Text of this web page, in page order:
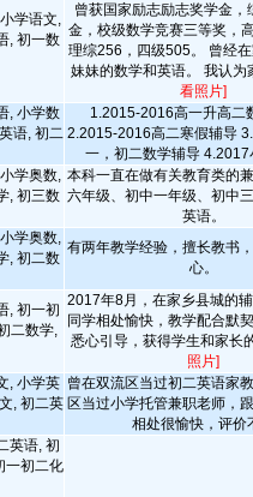
学语文,
, 初一数
曾获国家励志励志奖学金，
金，校级数学竞赛三等奖，
理综256，四级505。 曾经
妹妹的数学和英语。 我认为
看照片]
, 小学数
语, 初二
1.2015-2016高一升高二
2.2015-2016高二寒假辅导
一，初二数学辅导
学奥数,
, 初三数
本科一直在做有关教育类的
六年级、初中一年级、初中
英语。
学奥数,
, 初二数
有两年教学经验，擅长教书
心。
, 初一初
二数学,
2017年8月，在家乡县城的
同学相处愉快，教学配合默
悉心引导，获得学生和家长
照片]
, 小学英
, 初二英
曾在双流区当过初二英语家
区当过小学托管兼职老师，
相处很愉快，评价
英语, 初
一初二化